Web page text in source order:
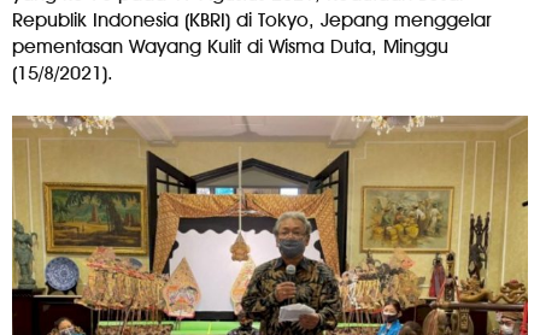
Republik Indonesia (KBRI) di Tokyo, Jepang menggelar
pementasan Wayang Kulit di Wisma Duta, Minggu
(15/8/2021).